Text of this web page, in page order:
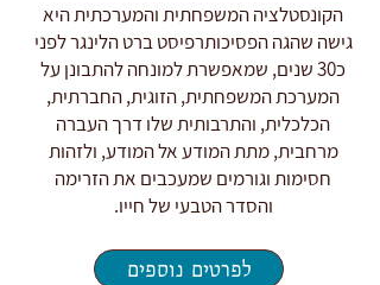
הקונסטלציה המשפחתית והמערכתית היא
גישה שהגה הפסיכותרפיסט ברט הלינגר לפני
כ30 שנים, שמאפשרת למונחה להתבונן על
המערכת המשפחתית, הזוגית, החברתית,
הכלכלית, והתרבותית שלו דרך העברה
מרחבית, מתת המודע אל המודע, ולזהות
חסימות וגורמים שמעכבים את הזרימה
והסדר הטבעי של חייו.
לפרטים נוספים